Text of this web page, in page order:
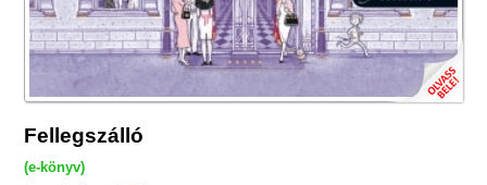
Fellegszálló
(e-könyv)